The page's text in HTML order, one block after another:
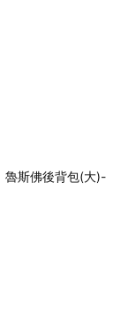
魯斯佛後背包(大)-